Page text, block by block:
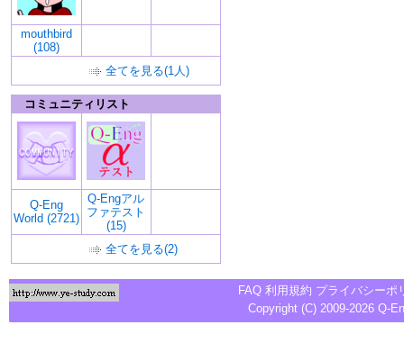
mouthbird
(108)
全てを見る(1人)
コミュニティリスト
Q-Eng
World (2721)
Q-Engアル
ファテスト
(15)
全てを見る(2)
FAQ 利用規約 プライバシーポ
Copyright (C) 2009-2026 Q-